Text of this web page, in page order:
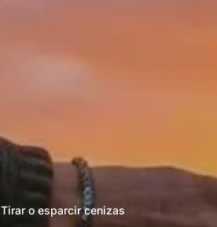
Tirar o esparcir cenizas